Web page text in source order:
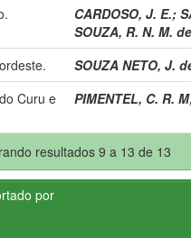
CARDOSO, J. E.;
SOUZA, R. N. M. de
SOUZA NETO, J.
Curu e
PIMENTEL, C. R. M
resultados 9 a 13 de 13
por